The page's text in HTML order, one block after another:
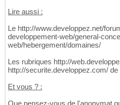
Lire aussi :
Le http://www.developpez.net/
developpement-web/general-
web/hebergement/domaines/
Les rubriques http://
http://securite.developpez.com/
Et vous ? :